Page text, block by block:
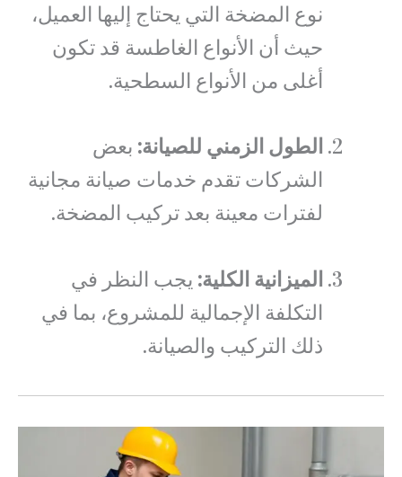
نوع المضخة التي يحتاج إليها العميل،
حيث أن الأنواع الغاطسة قد تكون
أغلى من الأنواع السطحية.
الطول الزمني للصيانة: بعض
الشركات تقدم خدمات صيانة مجانية
لفترات معينة بعد تركيب المضخة.
الميزانية الكلية: يجب النظر في
التكلفة الإجمالية للمشروع، بما في
ذلك التركيب والصيانة.